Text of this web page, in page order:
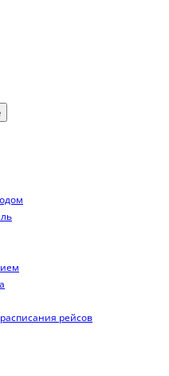
рейсов